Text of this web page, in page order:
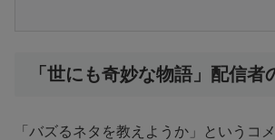
「世にも奇妙な物語」配信者
「バズるネタを教えようか」というコメ